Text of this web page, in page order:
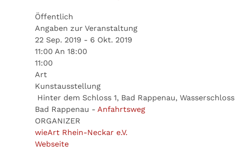
Öffentlich
Angaben zur Veranstaltung
22 Sep. 2019 - 6 Okt. 2019
11:00 An 18:00
11:00
Art
Kunstausstellung
Hinter dem Schloss 1, Bad Rappenau, Wasserschloss
Bad Rappenau - Anfahrtsweg
ORGANIZER
wieArt Rhein-Neckar e.V.
Webseite